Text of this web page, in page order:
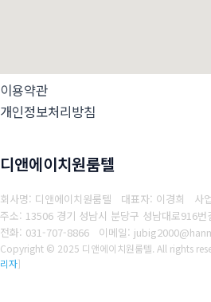
이용약관
개인정보처리방침
디앤에이치원룸텔
회사명: 디앤에이치원룸텔 대표자: 이경희 사
주소: 13506 경기 성남시 분당구 성남대로916
전화: 031-707-8866
이메일:
Copyright © 2025 디앤에이치원룸텔. All rights
리자]